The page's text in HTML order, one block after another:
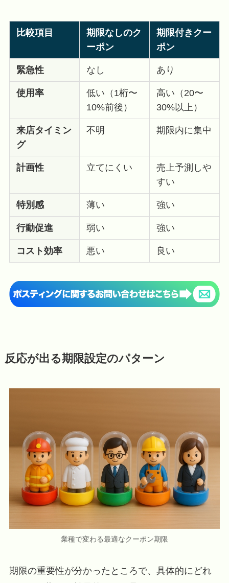
比較項目
期限なしのク
ーポン
期限付きクー
ポン
緊急性 なし あり
使用率
低い（1桁〜
10%前後）
高い（20〜
30%以上）
来店タイミン
グ
不明 期限内に集中
計画性 立てにくい
売上予測しや
すい
特別感 薄い 強い
行動促進 弱い 強い
コスト効率 悪い 良い
反応が出る期限設定のパターン
業種で変わる最適なクーポン期限
期限の重要性が分かったところで、具体的にどれ